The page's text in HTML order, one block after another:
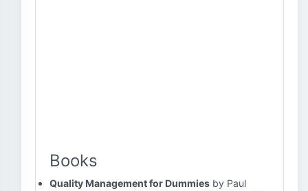
Books
Quality Management for Dummies by Paul